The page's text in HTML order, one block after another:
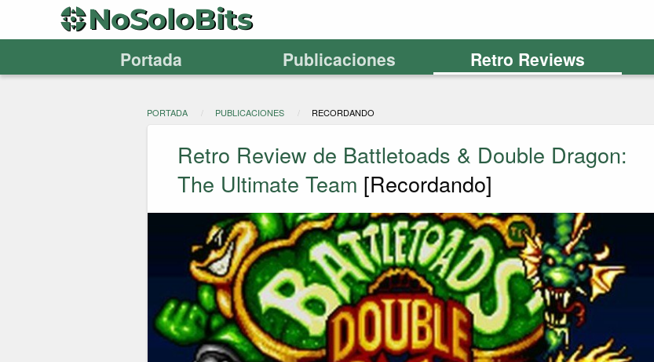
Portada Publicaciones Retro Reviews
PORTADA PUBLICACIONES RECORDANDO
Retro Review de Battletoads & Double Dragon:
The Ultimate Team [Recordando]